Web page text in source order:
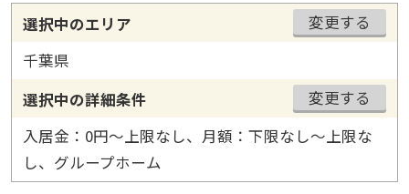
選択中のエリア
変更する
千葉県
選択中の詳細条件
変更する
入居金：0円〜上限なし、月額：下限なし〜上限な
し、グループホーム